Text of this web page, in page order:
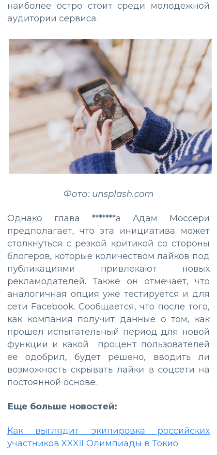
наиболее остро стоит среди молодежной
аудитории сервиса.
Фото: unsplash.com
Однако глава *******а Адам Моссери
предполагает, что эта инициатива может
столкнуться с резкой критикой со стороны
блогеров, которые количеством лайков под
публикациями привлекают новых
рекламодателей. Также он отмечает, что
аналогичная опция уже тестируется и для
сети Facebook. Сообщается, что после того,
как компания получит данные о том, как
прошел испытательный период для новой
функции и какой процент пользователей
ее одобрил, будет решено, вводить ли
возможность скрывать лайки в соцсети на
постоянной основе.
Еще больше новостей:
Как выглядит экипировка российских
участников XXXII Олимпиады в Токио